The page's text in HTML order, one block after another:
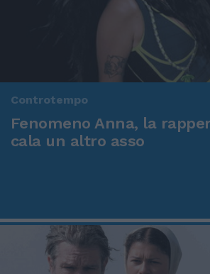
Controtempo
Fenomeno Anna, la
cala un altro asso